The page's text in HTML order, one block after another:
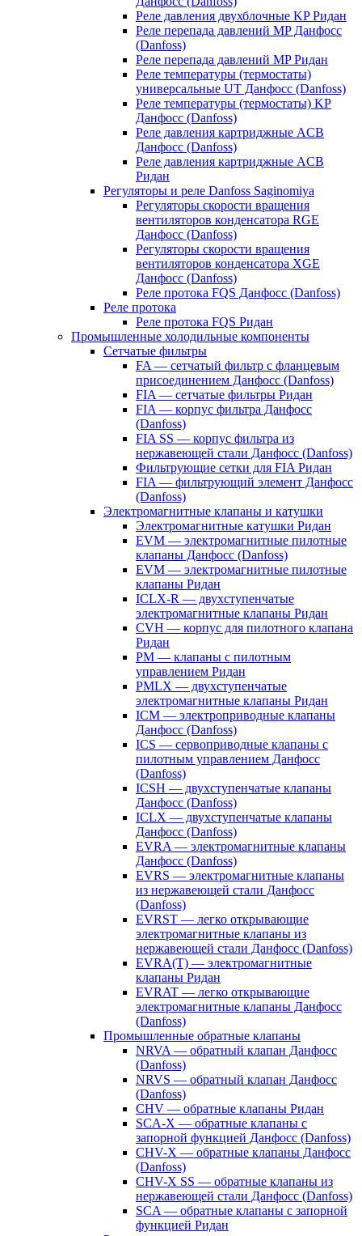
Реле давления двухблочные KP Ридан
Реле перепада давлений MP Данфосс
(Danfoss)
Реле перепада давлений MP Ридан
Реле температуры (термостаты)
универсальные UT Данфосс (Danfoss)
Реле температуры (термостаты) KP
Данфосс (Danfoss)
Реле давления картриджные ACB
Данфосс (Danfoss)
Реле давления картриджные ACB
Ридан
Регуляторы и реле Danfoss Saginomiya
Регуляторы скорости вращения
вентиляторов конденсатора RGE
Данфосс (Danfoss)
Регуляторы скорости вращения
вентиляторов конденсатора XGE
Данфосс (Danfoss)
Реле протока FQS Данфосс (Danfoss)
Реле протока
Реле протока FQS Ридан
Промышленные холодильные компоненты
Сетчатые фильтры
FA — сетчатый фильтр с фланцевым
присоединением Данфосс (Danfoss)
FIA — сетчатые фильтры Ридан
FIA — корпус фильтра Данфосс
(Danfoss)
FIA SS — корпус фильтра из
нержавеющей стали Данфосс (Danfoss)
Фильтрующие сетки для FIA Ридан
FIA — фильтрующий элемент Данфосс
(Danfoss)
Электромагнитные клапаны и катушки
Электромагнитные катушки Ридан
EVM — электромагнитные пилотные
клапаны Данфосс (Danfoss)
EVM — электромагнитные пилотные
клапаны Ридан
ICLX-R — двухступенчатые
электромагнитные клапаны Ридан
CVH — корпус для пилотного клапана
Ридан
PM — клапаны с пилотным
управлением Ридан
PMLX — двухступенчатые
электромагнитные клапаны Ридан
ICM — электроприводные клапаны
Данфосс (Danfoss)
ICS — сервоприводные клапаны с
пилотным управлением Данфосс
(Danfoss)
ICSH — двухступенчатые клапаны
Данфосс (Danfoss)
ICLX — двухступенчатые клапаны
Данфосс (Danfoss)
EVRA — электромагнитные клапаны
Данфосс (Danfoss)
EVRS — электромагнитные клапаны
из нержавеющей стали Данфосс
(Danfoss)
EVRST — легко открывающие
электромагнитные клапаны из
нержавеющей стали Данфосс (Danfoss)
EVRA(T) — электромагнитные
клапаны Ридан
EVRAT — легко открывающие
электромагнитные клапаны Данфосс
(Danfoss)
Промышленные обратные клапаны
NRVA — обратный клапан Данфосс
(Danfoss)
NRVS — обратный клапан Данфосс
(Danfoss)
CHV — обратные клапаны Ридан
SCA-X — обратные клапаны с
запорной функцией Данфосс (Danfoss)
CHV-X — обратные клапаны Данфосс
(Danfoss)
CHV-X SS — обратные клапаны из
нержавеющей стали Данфосс (Danfoss)
SCA — обратные клапаны с запорной
функцией Ридан